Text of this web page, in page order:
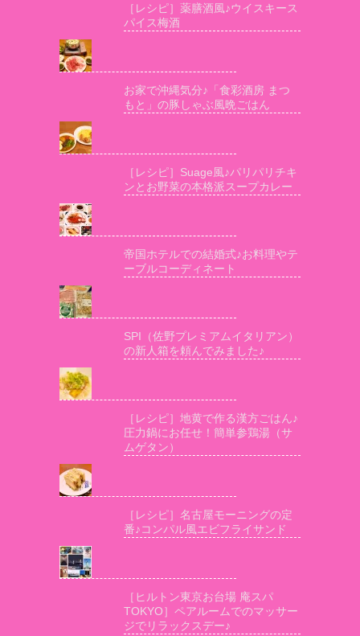
［レシピ］薬膳酒風♪ウイスキース
パイス梅酒
お家で沖縄気分♪「食彩酒房 まつ
もと」の豚しゃぶ風晩ごはん
［レシピ］Suage風♪パリパリチキ
ンとお野菜の本格派スープカレー
帝国ホテルでの結婚式♪お料理やテ
ーブルコーディネート
SPI（佐野プレミアムイタリアン）
の新人箱を頼んでみました♪
［レシピ］地黄で作る漢方ごはん♪
圧力鍋にお任せ！簡単参鶏湯（サ
ムゲタン）
［レシピ］名古屋モーニングの定
番♪コンパル風エビフライサンド
［ヒルトン東京お台場 庵スパ
TOKYO］ペアルームでのマッサー
ジでリラックスデー♪